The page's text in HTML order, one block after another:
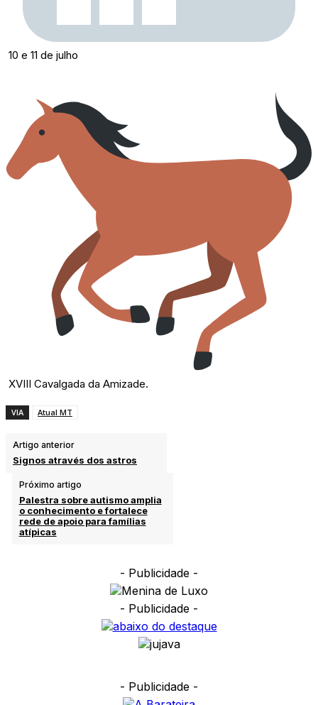
10 e 11 de julho
XVIII Cavalgada da Amizade.
VIA Atual MT
Artigo anterior
Signos através dos astros
Próximo artigo
Palestra sobre autismo amplia
o conhecimento e fortalece
rede de apoio para famílias
atípicas
- Publicidade -
- Publicidade -
- Publicidade -